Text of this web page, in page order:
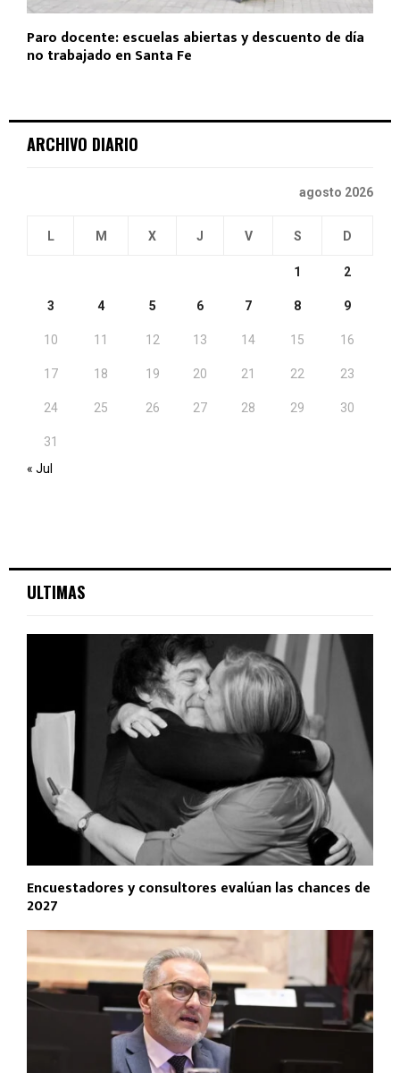
Paro docente: escuelas abiertas y descuento de día
no trabajado en Santa Fe
ARCHIVO DIARIO
agosto 2026
L M X J V S D
1 2
3 4 5 6 7 8 9
10 11 12 13 14 15 16
17 18 19 20 21 22 23
24 25 26 27 28 29 30
31
« Jul
ULTIMAS
Encuestadores y consultores evalúan las chances de
2027